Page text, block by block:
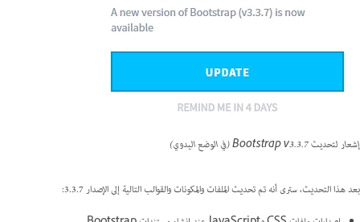
إشعار لتحديث Bootstrap v3.3.7 (في الوضع اليدوي)
بعد هذا التحديث، سترى أنه تم تحديث الملفات والمكونات والقوالب التالية إلى الإصدار 3.3.7: